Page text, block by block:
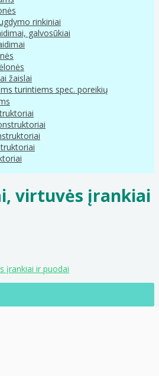
rinkiniai
galvosūkiai
žaislai
turintiems spec. poreikių
virtuvės įrankiai
įrankiai ir puodai